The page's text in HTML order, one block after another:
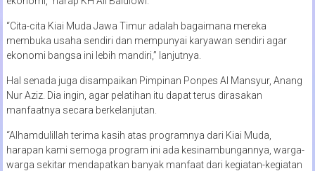
“Cita-cita Kiai Muda Jawa Timur adalah bagaimana mereka
membuka usaha sendiri dan mempunyai karyawan sendiri agar
ekonomi bangsa ini lebih mandiri,” lanjutnya.
Hal senada juga disampaikan Pimpinan Ponpes Al Mansyur, Anang
Nur Aziz. Dia ingin, agar pelatihan itu dapat terus dirasakan
manfaatnya secara berkelanjutan.
“Alhamdulillah terima kasih atas programnya dari Kiai Muda,
harapan kami semoga program ini ada kesinambungannya, warga-
warga sekitar mendapatkan banyak manfaat dari kegiatan-kegiatan